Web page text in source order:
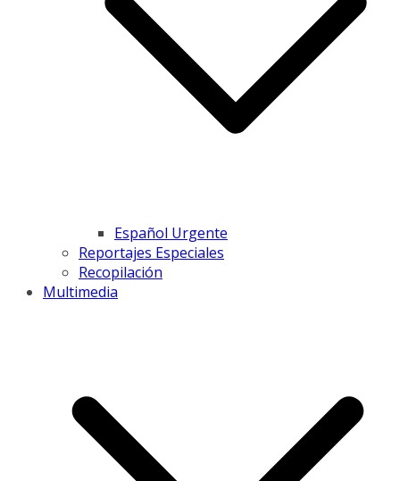
Español Urgente
Reportajes Especiales
Recopilación
Multimedia